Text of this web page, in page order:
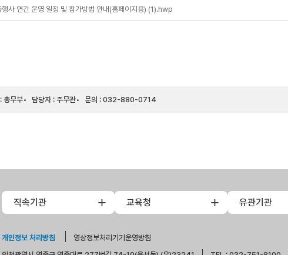
사 연간 운영 일정 및 참가방법 안내(홈페이지용) (1).hwp
총무부 담당자 : 주무관 문의 : 032-880-0714
직속기관 교육청 유관기관
개인정보 처리방침
영상정보처리기기운영방침